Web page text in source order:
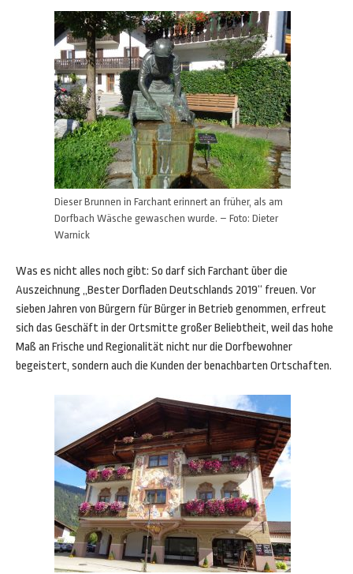
Dieser Brunnen in Farchant erinnert an früher, als am
Dorfbach Wäsche gewaschen wurde. – Foto: Dieter
Warnick
Was es nicht alles noch gibt: So darf sich Farchant über die
Auszeichnung „Bester Dorfladen Deutschlands 2019“ freuen. Vor
sieben Jahren von Bürgern für Bürger in Betrieb genommen, erfreut
sich das Geschäft in der Ortsmitte großer Beliebtheit, weil das hohe
Maß an Frische und Regionalität nicht nur die Dorfbewohner
begeistert, sondern auch die Kunden der benachbarten Ortschaften.